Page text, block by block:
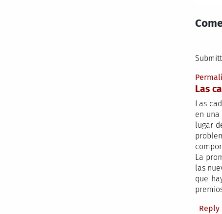
Las
Las
en
lugar
La
las
que
Reply